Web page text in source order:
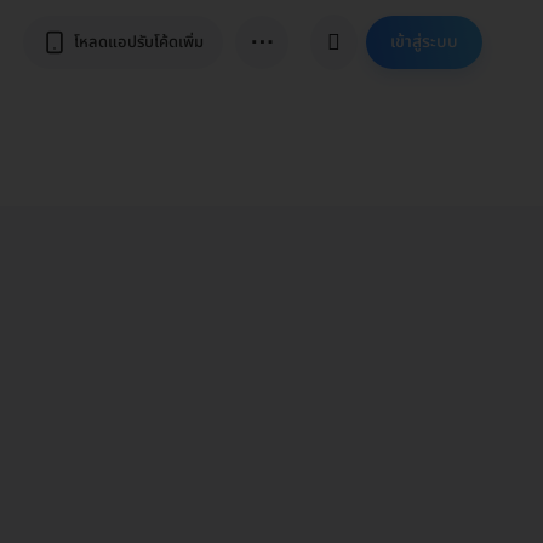
โหลดแอปรับโค้ดเพิ่ม ⋯ เข้าสู่ระบบ